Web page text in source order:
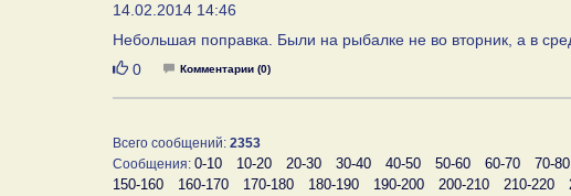
14.02.2014 14:46
Небольшая поправка. Были на рыбалке не во вторник, а в
Нравится
0 Комментарии (0)
Всего сообщений: 2353
Сообщения: 0-10 10-20 20-30 30-40 40-50 50-60 60-70 70-80
150-160
160-170 170-180 180-190 190-200 200-210 210-220